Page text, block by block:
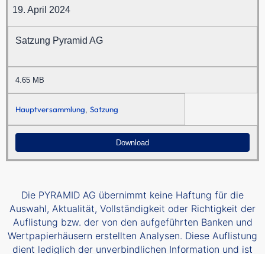
19. April 2024
Satzung Pyramid AG
4.65 MB
Hauptversammlung, Satzung
Download
Die PYRAMID AG übernimmt keine Haftung für die
Auswahl, Aktualität, Vollständigkeit oder Richtigkeit der
Auflistung bzw. der von den aufgeführten Banken und
Wertpapierhäusern erstellten Analysen. Diese Auflistung
dient lediglich der unverbindlichen Information und ist